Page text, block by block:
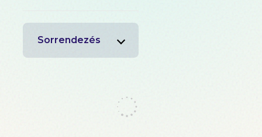
Sorrendezés